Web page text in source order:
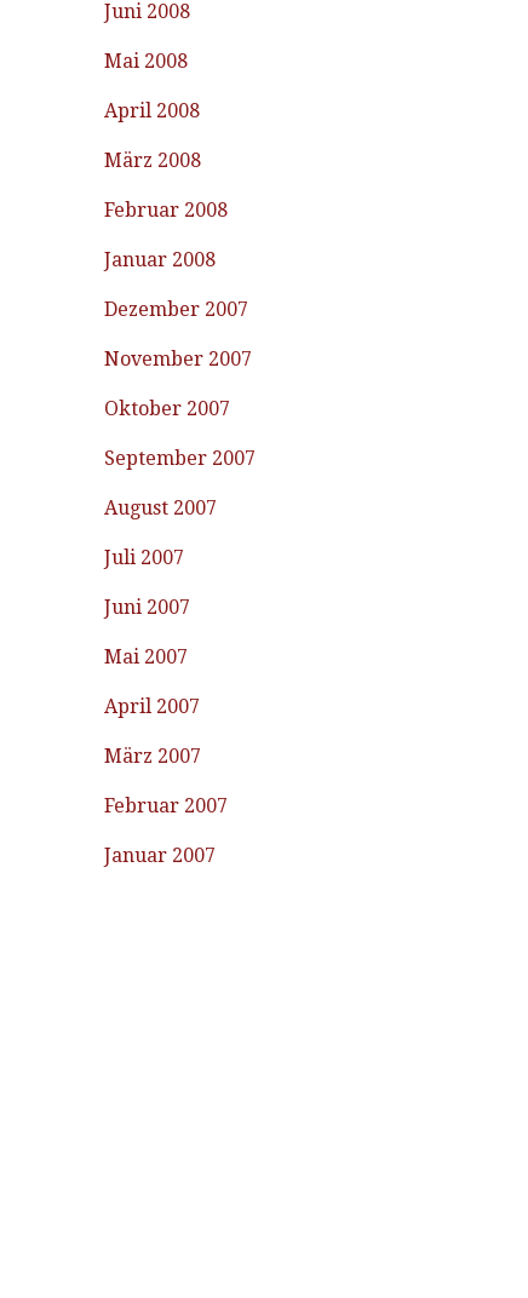
Juni 2008
Mai 2008
April 2008
März 2008
Februar 2008
Januar 2008
Dezember 2007
November 2007
Oktober 2007
September 2007
August 2007
Juli 2007
Juni 2007
Mai 2007
April 2007
März 2007
Februar 2007
Januar 2007